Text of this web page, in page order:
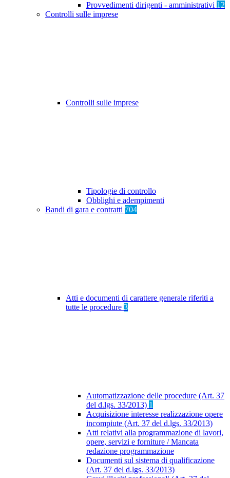
Provvedimenti dirigenti - amministrativi 12
Controlli sulle imprese
Controlli sulle imprese
Tipologie di controllo
Obblighi e adempimenti
Bandi di gara e contratti 704
Atti e documenti di carattere generale riferiti a
tutte le procedure 3
Automatizzazione delle procedure (Art. 37
del d.lgs. 33/2013) 1
Acquisizione interesse realizzazione opere
incompiute (Art. 37 del d.lgs. 33/2013)
Atti relativi alla programmazione di lavori,
opere, servizi e forniture / Mancata
redazione programmazione
Documenti sul sistema di qualificazione
(Art. 37 del d.lgs. 33/2013)